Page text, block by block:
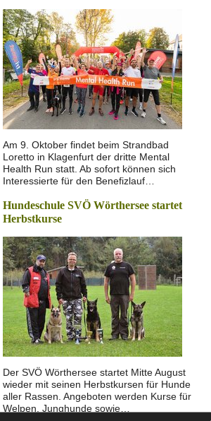
Am 9. Oktober findet beim Strandbad
Loretto in Klagenfurt der dritte Mental
Health Run statt. Ab sofort können sich
Interessierte für den Benefizlauf…
Hundeschule SVÖ Wörthersee startet
Herbstkurse
Der SVÖ Wörthersee startet Mitte August
wieder mit seinen Herbstkursen für Hunde
aller Rassen. Angeboten werden Kurse für
Welpen, Junghunde sowie…